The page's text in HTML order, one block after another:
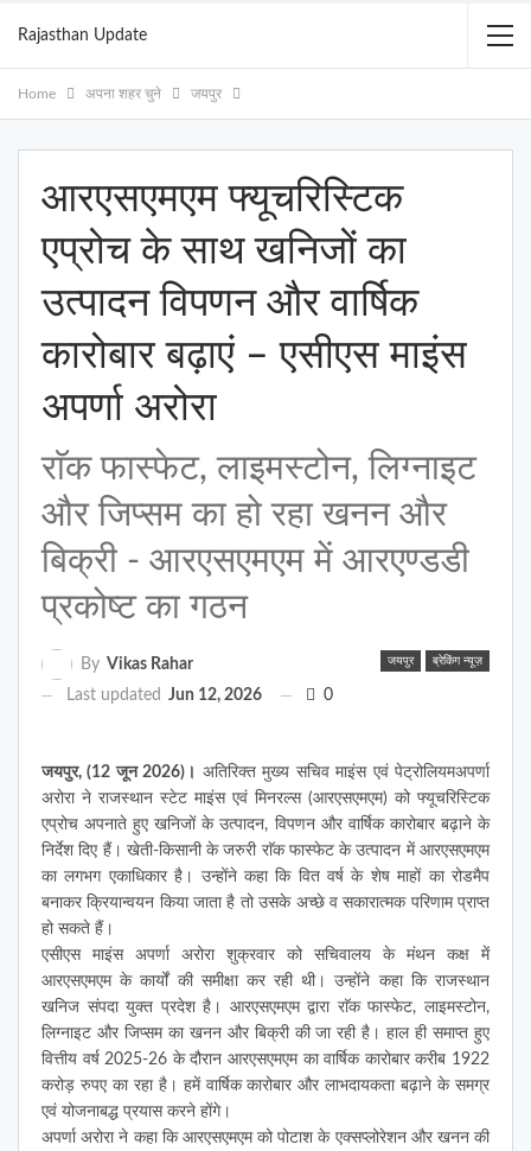
Rajasthan Update
Home अपना शहर चुने जयपुर
आरएसएमएम फ्यूचरिस्टिक
एप्रोच के साथ खनिजों का
उत्पादन विपणन और वार्षिक
कारोबार बढ़ाएं – एसीएस माइंस
अपर्णा अरोरा
राॅक फास्फेट, लाइमस्टोन, लिग्नाइट
और जिप्सम का हो रहा खनन और
बिक्री - आरएसएमएम में आरएण्डडी
प्रकोष्ट का गठन
जयपुर ब्रेकिंग न्यूज़
By Vikas Rahar
Last updated Jun 12, 2026 0
जयपुर, (12 जून 2026)। अतिरिक्त मुख्य सचिव माइंस एवं पेट्रोलियमअपर्णा
अरोरा ने राजस्थान स्टेट माइंस एवं मिनरल्स (आरएसएमएम) को फ्यूचरिस्टिक
एप्रोच अपनाते हुए खनिजों के उत्पादन, विपणन और वार्षिक कारोबार बढ़ाने के
निर्देश दिए हैं। खेती-किसानी के जरुरी राॅक फास्फेट के उत्पादन में आरएसएमएम
का लगभग एकाधिकार है। उन्होंने कहा कि वित वर्ष के शेष माहों का रोडमैप
बनाकर क्रियान्वयन किया जाता है तो उसके अच्छे व सकारात्मक परिणाम प्राप्त
हो सकते हैं।
एसीएस माइंस अपर्णा अरोरा शुक्रवार को सचिवालय के मंथन कक्ष में
आरएसएमएम के कार्यों की समीक्षा कर रही थी। उन्होंने कहा कि राजस्थान
खनिज संपदा युक्त प्रदेश है। आरएसएमएम द्वारा राॅक फास्फेट, लाइमस्टोन,
लिग्नाइट और जिप्सम का खनन और बिक्री की जा रही है। हाल ही समाप्त हुए
वित्तीय वर्ष 2025-26 के दौरान आरएसएमएम का वार्षिक कारोबार करीब 1922
करोड़ रुपए का रहा है। हमें वार्षिक कारोबार और लाभदायकता बढ़ाने के समग्र
एवं योजनाबद्ध प्रयास करने होंगे।
अपर्णा अरोरा ने कहा कि आरएसएमएम को पोटाश के एक्सप्लोरेशन और खनन की